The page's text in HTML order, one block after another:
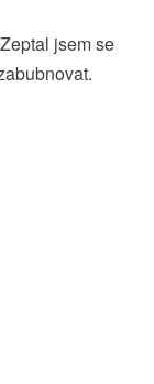
jsem se